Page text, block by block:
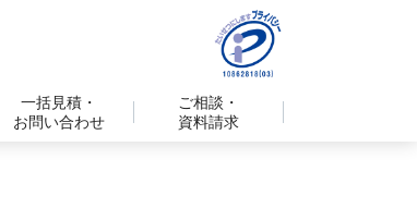
一括見積・
お問い合わせ
ご相談・
資料請求